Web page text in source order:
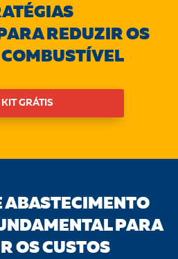
REDUZIR OS
GRÁTIS
ABASTECIMENTO
PARA
OS CUSTOS